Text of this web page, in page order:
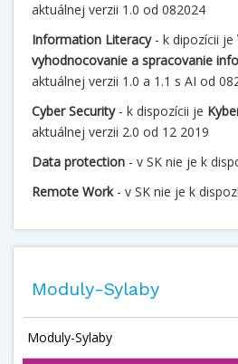
aktuálnej verzii 1.0 od 082024
Information Literacy- k dipozícii je
vyhodnocovanie a spracovanie
aktuálnej verzii 1.0 a 1.1 s AI od
Cyber Security- k dispozícii je
aktuálnej verzii 2.0 od 12 2019
Data protection - v SK nie je k
Remote Work- v SK nie je k
Moduly-Sylaby
Moduly-Sylaby